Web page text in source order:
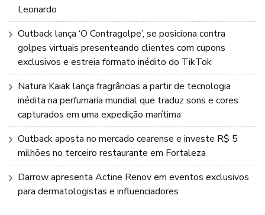
Leonardo
Outback lança ‘O Contragolpe’, se posiciona contra
golpes virtuais presenteando clientes com cupons
exclusivos e estreia formato inédito do TikTok
Natura Kaiak lança fragrâncias a partir de tecnologia
inédita na perfumaria mundial que traduz sons e cores
capturados em uma expedição marítima
Outback aposta no mercado cearense e investe R$ 5
milhões no terceiro restaurante em Fortaleza
Darrow apresenta Actine Renov em eventos exclusivos
para dermatologistas e influenciadores